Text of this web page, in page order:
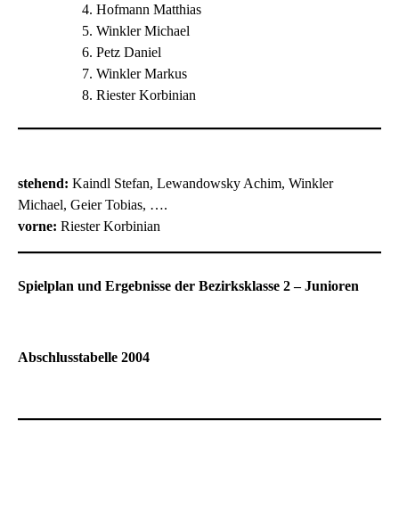
Hofmann Matthias
Winkler Michael
Petz Daniel
Winkler Markus
Riester Korbinian
stehend: Kaindl Stefan, Lewandowsky Achim, Winkler
Michael, Geier Tobias, ….
vorne: Riester Korbinian
Spielplan und Ergebnisse der Bezirksklasse 2 – Junioren
Abschlusstabelle 2004